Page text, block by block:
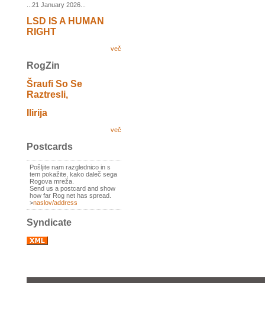
...21 January 2026...
LSD IS A HUMAN
RIGHT
več
RogZin
Šraufi So Se
Raztresli,
Ilirija
več
Postcards
Pošljite nam razglednico in s
tem pokažite, kako daleč sega
Rogova mreža.
Send us a postcard and show
how far Rog net has spread.
>naslov/address
Syndicate